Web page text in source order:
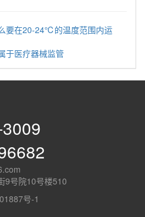
要在20-24℃的温度范围内运
于医疗器械监管
9号院10号楼510
号-1